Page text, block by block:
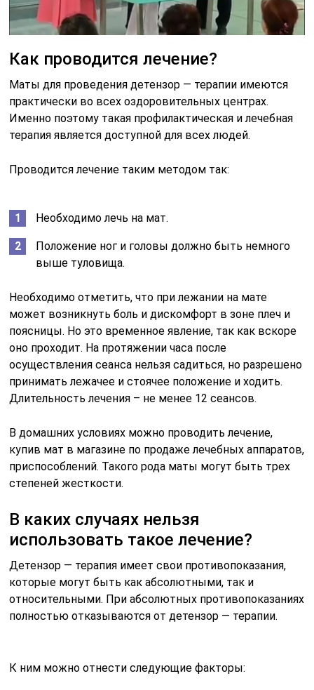
Как проводится лечение?
Маты для проведения детензор — терапии имеются
практически во всех оздоровительных центрах.
Именно поэтому такая профилактическая и лечебная
терапия является доступной для всех людей.
Проводится лечение таким методом так:
Необходимо лечь на мат.
Положение ног и головы должно быть немного
выше туловища.
Необходимо отметить, что при лежании на мате
может возникнуть боль и дискомфорт в зоне плеч и
поясницы. Но это временное явление, так как вскоре
оно проходит. На протяжении часа после
осуществления сеанса нельзя садиться, но разрешено
принимать лежачее и стоячее положение и ходить.
Длительность лечения – не менее 12 сеансов.
В домашних условиях можно проводить лечение,
купив мат в магазине по продаже лечебных аппаратов,
приспособлений. Такого рода маты могут быть трех
степеней жесткости.
В каких случаях нельзя
использовать такое лечение?
Детензор — терапия имеет свои противопоказания,
которые могут быть как абсолютными, так и
относительными. При абсолютных противопоказаниях
полностью отказываются от детензор — терапии.
К ним можно отнести следующие факторы: